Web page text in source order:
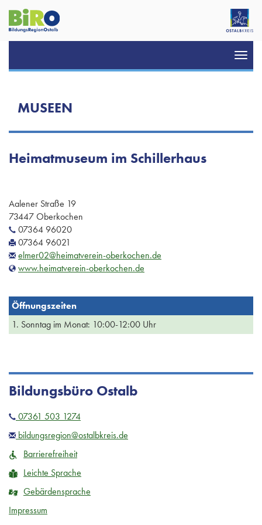
MUSEEN
Heimatmuseum im Schillerhaus
Aalener Straße 19
73447 Oberkochen
07364 96020
07364 96021
elmer02@heimatverein-oberkochen.de
www.heimatverein-oberkochen.de
Öffnungszeiten
1. Sonntag im Monat: 10:00-12:00 Uhr
Bildungsbüro Ostalb
07361 503 1274
bildungsregion@ostalbkreis.de
Barrierefreiheit
Leichte Sprache
Gebärdensprache
Impressum